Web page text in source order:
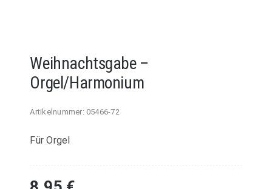
Weihnachtsgabe –
Orgel/Harmonium
Artikelnummer: 05466-72
Für Orgel